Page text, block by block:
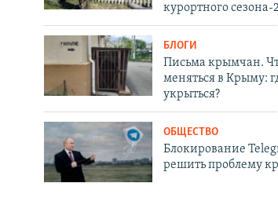
курортного
БЛОГИ
Письма крымчан.
меняться в Крыму:
укрыться?
ОБЩЕСТВО
Блокирование
решить проблему